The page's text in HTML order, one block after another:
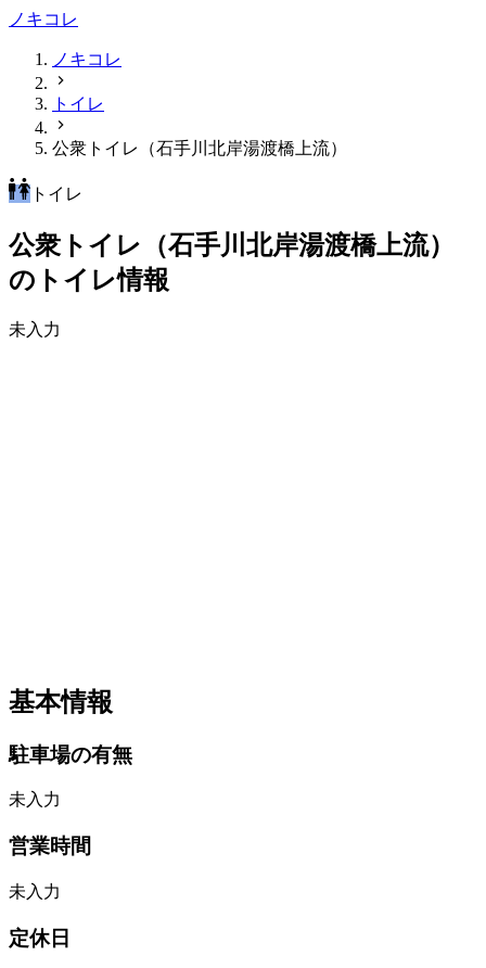
ノキコレ
ノキコレ
トイレ
公衆トイレ（石手川北岸湯渡橋上流）
トイレ
公衆トイレ（石手川北岸湯渡橋上流）
のトイレ情報
未入力
基本情報
駐車場の有無
未入力
営業時間
未入力
定休日